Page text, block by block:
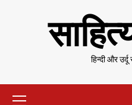
हिन्दी और